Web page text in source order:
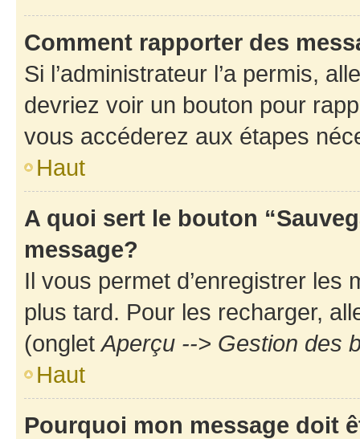
Comment rapporter des
Si l’administrateur l’a permis,
devriez voir un bouton pour
vous accéderez aux étapes
Haut
A quoi sert le bouton
message?
Il vous permet d’enregistrer
plus tard. Pour les recharger,
(ongletAperçu --> Gestion des
Haut
Pourquoi mon message doit